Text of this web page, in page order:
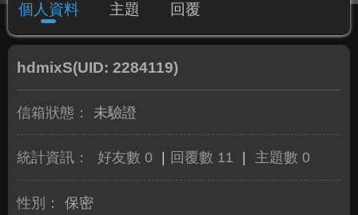
個人資料 主題 回覆
hdmixS(UID: 2284119)
信箱狀態： 未驗證
統計資訊： 好友數 0 回覆數 11 主題數 0
性別：
保密